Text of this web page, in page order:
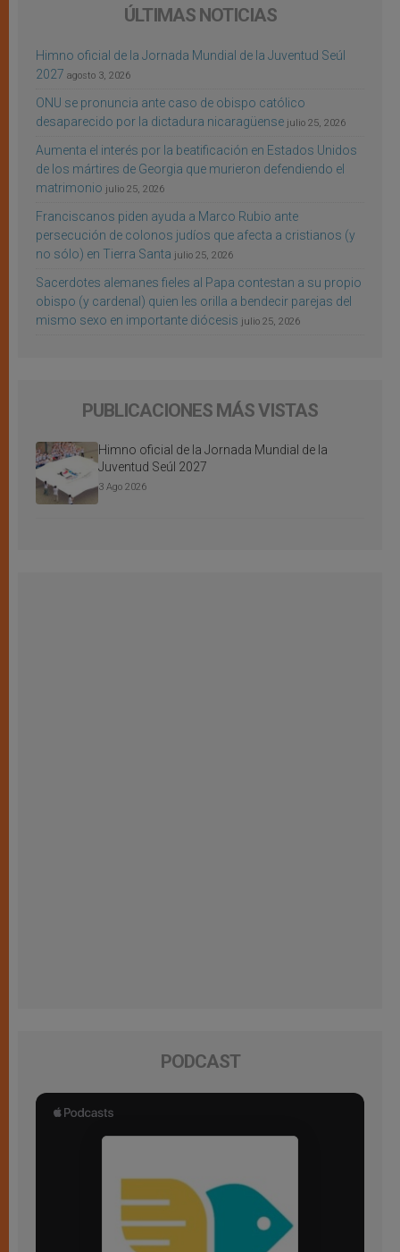
ÚLTIMAS NOTICIAS
Himno oficial de la Jornada Mundial de la Juventud Seúl
2027 agosto 3, 2026
ONU se pronuncia ante caso de obispo católico
desaparecido por la dictadura nicaragüense julio 25, 2026
Aumenta el interés por la beatificación en Estados Unidos
de los mártires de Georgia que murieron defendiendo el
matrimonio julio 25, 2026
Franciscanos piden ayuda a Marco Rubio ante
persecución de colonos judíos que afecta a cristianos (y
no sólo) en Tierra Santa julio 25, 2026
Sacerdotes alemanes fieles al Papa contestan a su propio
obispo (y cardenal) quien les orilla a bendecir parejas del
mismo sexo en importante diócesis julio 25, 2026
PUBLICACIONES MÁS VISTAS
Himno oficial de la Jornada Mundial de la
Juventud Seúl 2027
3 Ago 2026
PODCAST